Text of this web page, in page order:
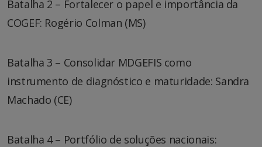
Batalha 2 – Fortalecer o papel e importância da
COGEF: Rogério Colman (MS)
Batalha 3 – Consolidar MDGEFIS como
instrumento de diagnóstico e maturidade: Sandra
Machado (CE)
Batalha 4 – Portfólio de soluções nacionais: